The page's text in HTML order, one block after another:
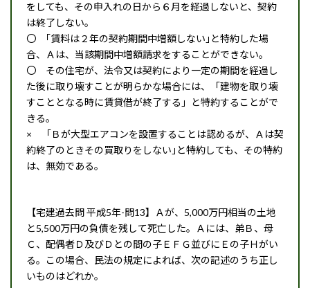
をしても、その申入れの日から６月を経過しないと、契約
は終了しない。
〇 ｢賃料は２年の契約期間中増額しない｣と特約した場
合、Ａは、当該期間中増額請求をすることができない。
〇 その住宅が、法令又は契約により一定の期間を経過し
た後に取り壊すことが明らかな場合には、「建物を取り壊
すこととなる時に賃貸借が終了する」と特約することがで
きる。
× 「Ｂが大型エアコンを設置することは認めるが、Ａは契
約終了のときその買取りをしない｣と特約しても、その特約
は、無効である。
【宅建過去問 平成5年-問13】Ａが、5,000万円相当の土地
と5,500万円の負債を残して死亡した。Ａには、弟Ｂ、母
Ｃ、配偶者Ｄ及びＤとの間の子ＥＦＧ並びにＥの子Ｈがい
る。この場合、民法の規定によれば、次の記述のうち正し
いものはどれか。